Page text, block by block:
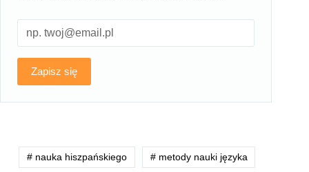
Zapisz się
# nauka hiszpańskiego # metody nauki języka